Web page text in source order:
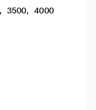
3500
4000